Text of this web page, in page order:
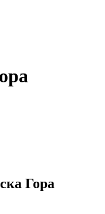
Гора